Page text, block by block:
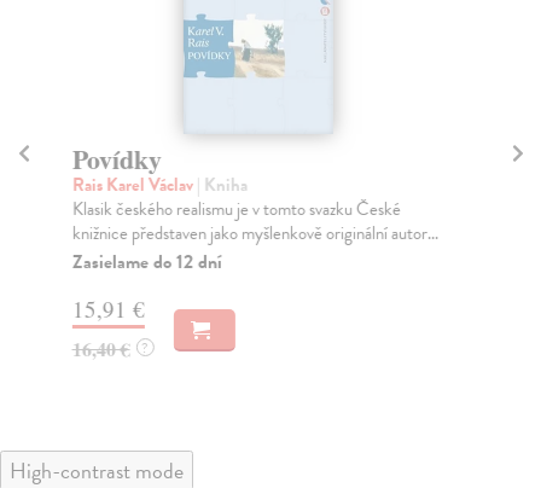
Povídky
Rais Karel Václav| Kniha
Klasik českého realismu je v tomto svazku České
knižnice představen jako myšlenkově originální autor...
Zasielame do 12 dní
15,91 €
16,40 € ?
High-contrast mode